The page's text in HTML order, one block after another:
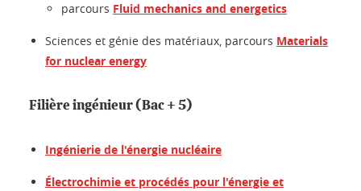
parcours Fluid mechanics and energetics
Sciences et génie des matériaux, parcours Materials
for nuclear energy
Filière ingénieur (Bac + 5)
Ingénierie de l'énergie nucléaire
Électrochimie et procédés pour l'énergie et